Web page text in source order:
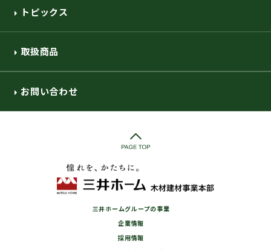
トピックス
取扱商品
お問い合わせ
三井ホームグループの事業
企業情報
採用情報